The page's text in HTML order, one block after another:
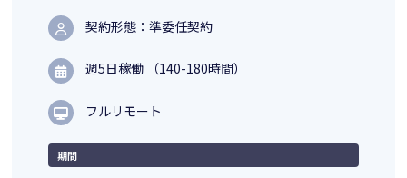
契約形態：準委任契約
週5日稼働 （140-180時間）
フルリモート
期間